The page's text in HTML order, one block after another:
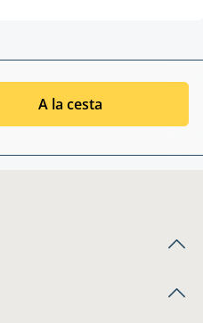
A la cesta